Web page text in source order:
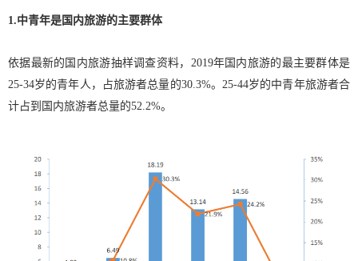
1.中青年是国内旅游的主要群体
依据最新的国内旅游抽样调查资料，2019年国内旅游的最主要群体是
25-34岁的青年人，占旅游者总量的30.3%。25-44岁的中青年旅游者合
计占到国内旅游者总量的52.2%。